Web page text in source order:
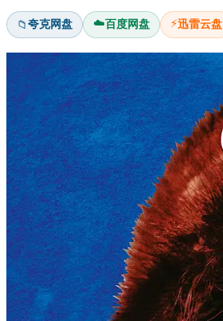
📁夸克网盘 ☁️百度网盘 ⚡迅雷云盘